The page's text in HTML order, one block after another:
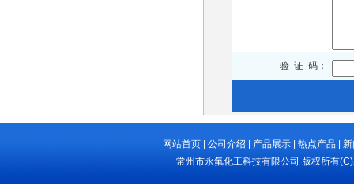
验 证 码：
网站首页| 公司介绍 产品展示| 热点产品| 新
常州市永氟化工科技有限公司 版权所有